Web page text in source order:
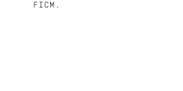
FICM.